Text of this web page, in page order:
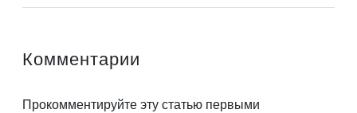
Комментарии
Прокомментируйте эту статью первыми